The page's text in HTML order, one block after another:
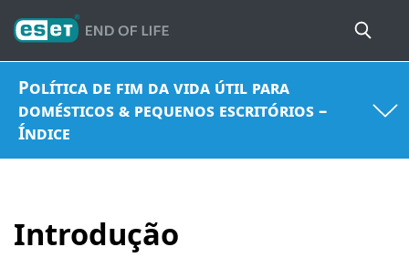
Política de fim da vida útil para
domésticos & pequenos escritórios –
Índice
Introdução